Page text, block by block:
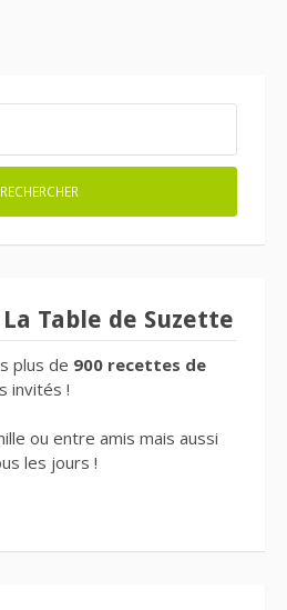
Table de Suzette
plus de 900 recettes de
invités !
ou entre amis mais aussi
les jours !